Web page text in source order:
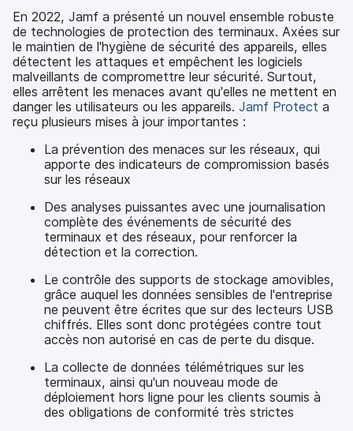
En 2022, Jamf a présenté un nouvel ensemble robuste
de technologies de protection des terminaux. Axées sur
le maintien de l'hygiène de sécurité des appareils, elles
détectent les attaques et empêchent les logiciels
malveillants de compromettre leur sécurité. Surtout,
elles arrêtent les menaces avant qu'elles ne mettent en
danger les utilisateurs ou les appareils. Jamf Protect a
reçu plusieurs mises à jour importantes :
La prévention des menaces sur les réseaux, qui
apporte des indicateurs de compromission basés
sur les réseaux
Des analyses puissantes avec une journalisation
complète des événements de sécurité des
terminaux et des réseaux, pour renforcer la
détection et la correction.
Le contrôle des supports de stockage amovibles,
grâce auquel les données sensibles de l'entreprise
ne peuvent être écrites que sur des lecteurs USB
chiffrés. Elles sont donc protégées contre tout
accès non autorisé en cas de perte du disque.
La collecte de données télémétriques sur les
terminaux, ainsi qu'un nouveau mode de
déploiement hors ligne pour les clients soumis à
des obligations de conformité très strictes